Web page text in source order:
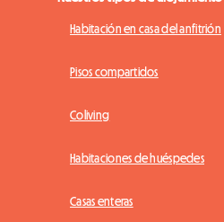
Habitación en casa del anfitrión
Pisos compartidos
Coliving
Habitaciones de huéspedes
Casas enteras